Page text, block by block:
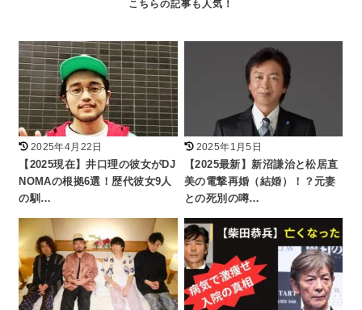
2025年4月22日
【2025現在】井口理の彼女がDJ
NOMAの根拠6選！歴代彼女9人
の馴…
2025年1月5日
【2025最新】新沼謙治と松居直
美の電撃再婚（結婚）！？元妻
との死別の噂…